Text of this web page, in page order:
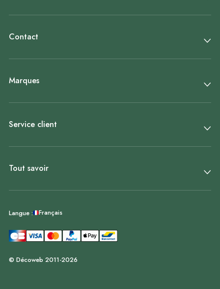
Contact
Marques
Service client
Tout savoir
Langue : Français
© Décoweb 2011-2026